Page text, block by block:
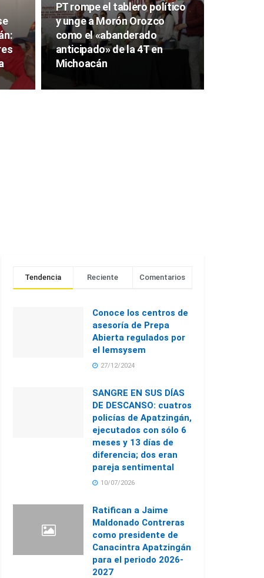
PT rompe el tablero político
y unge a Morón Orozco
como el «abanderado
anticipado» de la 4T en
Michoacán
Tendencia Reciente Comentarios
Conoce los centros de
asesoría de Prepa
Abierta regulados por
el Iemsysem
27/12/2024
SANGRE EN SUS DÍAS
DE DESCANSO: cuatros
policías de Apatzingán,
ejecutados con sólo 6
meses y 13 días de
diferencia; dos eran
pareja sentimental
10/07/2026
Ratifican a Jaime
Maldonado Contreras
como presidente de
Canacintra Apatzingán
para el periodo 2026-
2027